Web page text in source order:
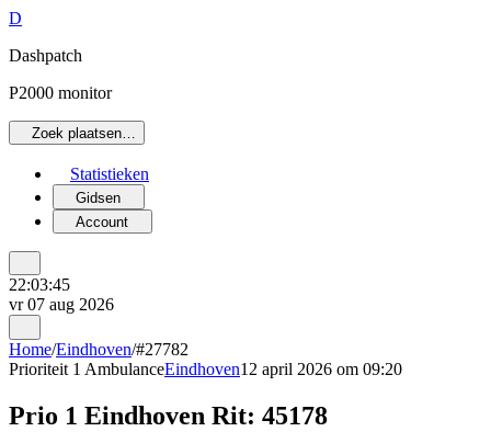
D
Dashpatch
P2000 monitor
Zoek plaatsen…
Statistieken
Gidsen
Account
22:03:45
vr 07 aug 2026
Home/Eindhoven/#27782
Prioriteit 1 AmbulanceEindhoven12 april 2026 om 09:20
Prio 1 Eindhoven Rit: 45178